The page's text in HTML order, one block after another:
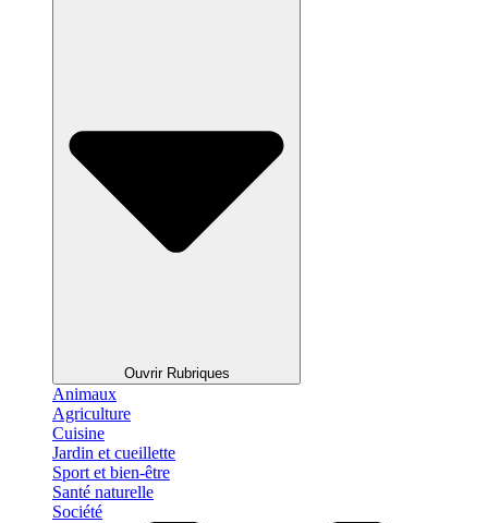
Ouvrir Rubriques
Animaux
Agriculture
Cuisine
Jardin et cueillette
Sport et bien-être
Santé naturelle
Société